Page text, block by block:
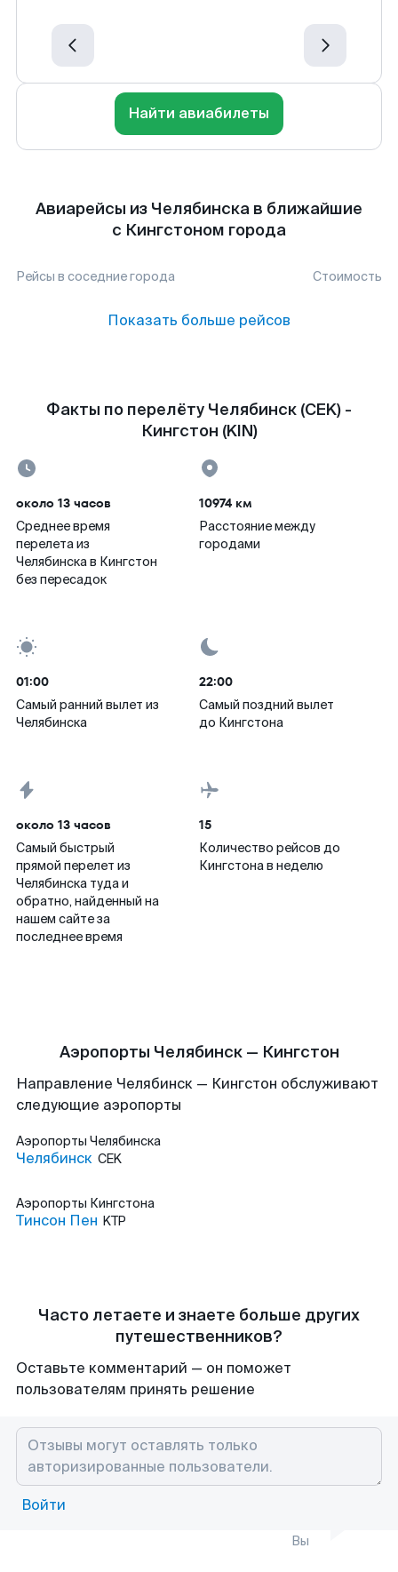
Найти авиабилеты
Авиарейсы из Челябинска в ближайшие
с Кингстоном города
Рейсы в соседние города Стоимость
Показать больше рейсов
Факты по перелёту Челябинск (CEK) -
Кингстон (KIN)
около 13 часов
Среднее время
перелета из
Челябинска в Кингстон
без пересадок
10974 км
Расстояние между
городами
01:00
Самый ранний вылет из
Челябинска
22:00
Самый поздний вылет
до Кингстона
около 13 часов
Самый быстрый
прямой перелет из
Челябинска туда и
обратно, найденный на
нашем сайте за
последнее время
15
Количество рейсов до
Кингстона в неделю
Аэропорты Челябинск — Кингстон
Направление Челябинск — Кингстон обслуживают
следующие аэропорты
Аэропорты Челябинска
Челябинск CEK
Аэропорты Кингстона
Тинсон Пен KTP
Часто летаете и знаете больше других
путешественников?
Оставьте комментарий — он поможет
пользователям принять решение
Войти
Вы